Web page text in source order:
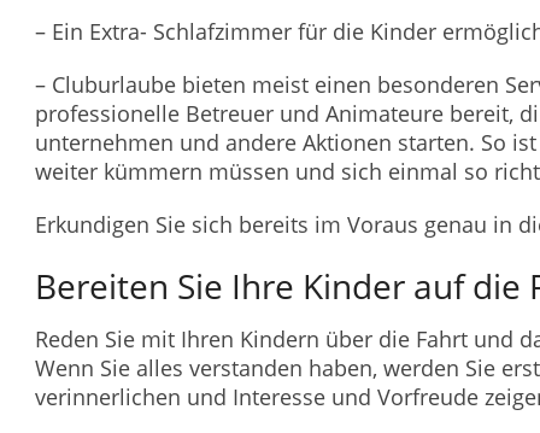
– Ein Extra- Schlafzimmer für die Kinder
– Cluburlaube bieten meist einen besonderen
professionelle Betreuer und Animateure bereit,
unternehmen und andere Aktionen starten. So
weiter kümmern müssen und sich einmal so
Erkundigen Sie sich bereits im Voraus genau in
Bereiten Sie Ihre Kinder auf die
Reden Sie mit Ihren Kindern über die Fahrt und
Wenn Sie alles verstanden haben, werden Sie
verinnerlichen und Interesse und Vorfreude